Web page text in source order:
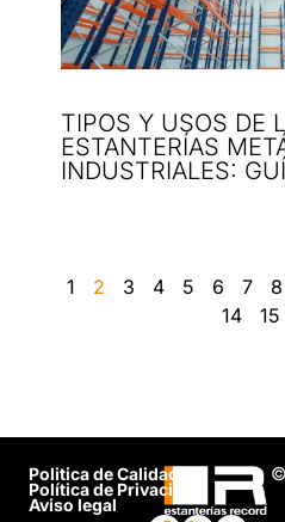
TIPOS Y USOS DE
ESTANTERÍAS
INDUSTRIALES:
1 2 3 4 5 6 7 8
14
15
Politica de Calidad
Política de Privacidad
Aviso legal